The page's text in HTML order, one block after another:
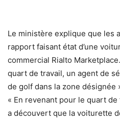
Le ministère explique que les
rapport faisant état d’une
commercial Rialto
quart de travail, un agent de
de golf dans la zone désignée
« En revenant pour le quart
a découvert que la voiturette